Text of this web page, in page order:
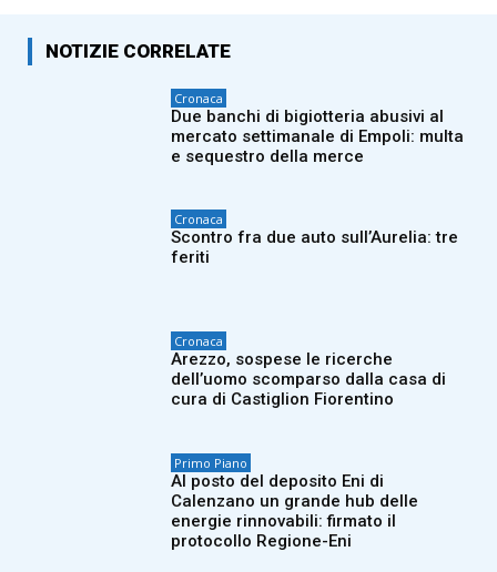
NOTIZIE CORRELATE
Cronaca
Due banchi di bigiotteria abusivi al
mercato settimanale di Empoli: multa
e sequestro della merce
Cronaca
Scontro fra due auto sull’Aurelia: tre
feriti
Cronaca
Arezzo, sospese le ricerche
dell’uomo scomparso dalla casa di
cura di Castiglion Fiorentino
Primo Piano
Al posto del deposito Eni di
Calenzano un grande hub delle
energie rinnovabili: firmato il
protocollo Regione-Eni